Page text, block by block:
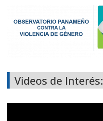
Videos de Interés: